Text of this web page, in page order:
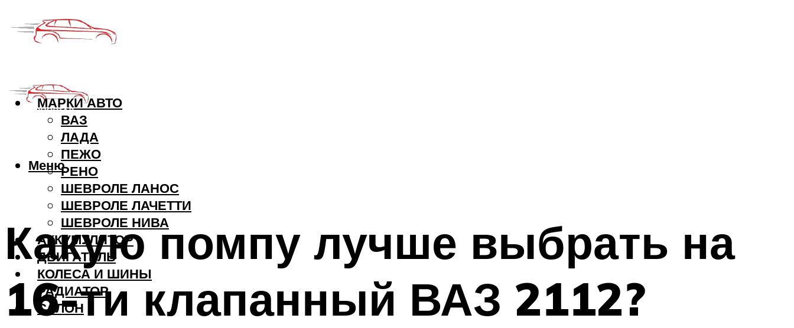
МАРКИ АВТО
ВАЗ
ЛАДА
ПЕЖО
РЕНО
ШЕВРОЛЕ ЛАНОС
ШЕВРОЛЕ ЛАЧЕТТИ
ШЕВРОЛЕ НИВА
АККУМУЛЯТОР
ДВИГАТЕЛЬ
КОЛЕСА И ШИНЫ
РАДИАТОР
САЛОН
Меню
Какую помпу лучше выбрать на
16-ти клапанный ВАЗ 2112?